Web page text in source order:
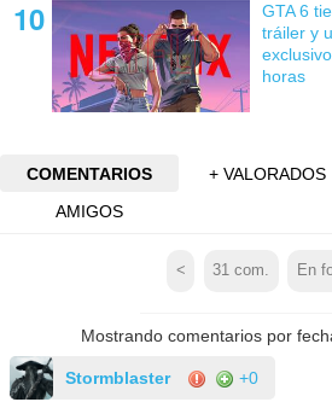
GTA 6
tráiler y
horas
COMENTARIOS + VALORADOS
AMIGOS
< 31 com. En
Mostrando comentarios por
Stormblaster +0